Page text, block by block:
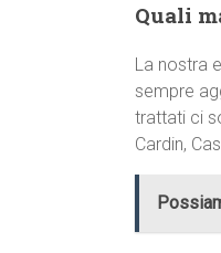
Quali
La nostra
sempre
trattati ci
Cardin,